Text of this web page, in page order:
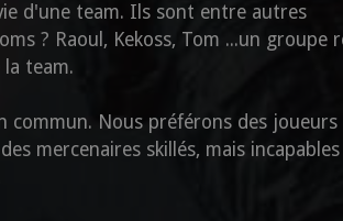
d'une team. Ils sont entre autres
? Raoul, Kekoss, Tom ...un groupe
team.
commun. Nous préférons des
mercenaires skillés, mais